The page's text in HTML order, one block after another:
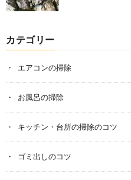
カテゴリー
エアコンの掃除
お風呂の掃除
キッチン・台所の掃除のコツ
ゴミ出しのコツ